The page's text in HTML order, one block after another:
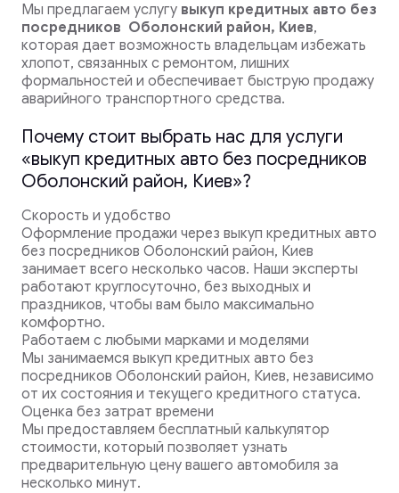
Мы предлагаем услугу выкуп кредитных авто без
посредников Оболонский район, Киев,
которая дает возможность владельцам избежать
хлопот, связанных с ремонтом, лишних
формальностей и обеспечивает быструю продажу
аварийного транспортного средства.
Почему стоит выбрать нас для услуги
«выкуп кредитных авто без посредников
Оболонский район, Киев»?
Скорость и удобство
Оформление продажи через выкуп кредитных авто
без посредников Оболонский район, Киев
занимает всего несколько часов. Наши эксперты
работают круглосуточно, без выходных и
праздников, чтобы вам было максимально
комфортно.
Работаем с любыми марками и моделями
Мы занимаемся выкуп кредитных авто без
посредников Оболонский район, Киев, независимо
от их состояния и текущего кредитного статуса.
Оценка без затрат времени
Мы предоставляем бесплатный калькулятор
стоимости, который позволяет узнать
предварительную цену вашего автомобиля за
несколько минут.